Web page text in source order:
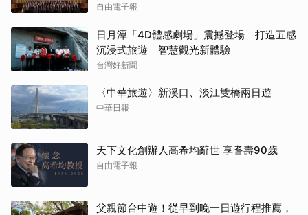
自由電子報
日月潭「4D體感劇場」震撼登場 打造五感
沉浸式旅遊 智慧觀光新體驗
台灣好新聞
〈中華旅遊〉新溪口、淡江雙橋兩日遊
中華日報
天下文化創辦人高希均辭世 享耆壽90歲
自由電子報
父親節台中遊！從早到晚一日遊行程推薦，